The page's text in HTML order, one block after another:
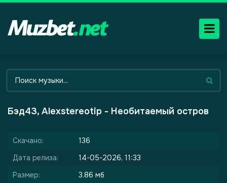
Бэд43, Alexstereotip - Необитаемый остров
Скачано:
136
Дата релиза:
14-05-2026, 11:33
Размер:
3.86 мб